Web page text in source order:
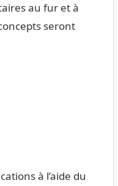
au fur et à
seront
à l’aide du